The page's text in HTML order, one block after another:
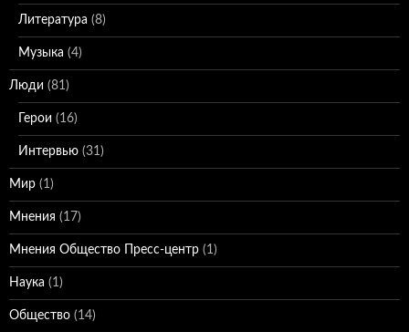
Литература (8)
Музыка (4)
Люди (81)
Герои (16)
Интервью (31)
Мир (1)
Мнения (17)
Мнения Общество Пресс-центр (1)
Наука (1)
Общество (14)